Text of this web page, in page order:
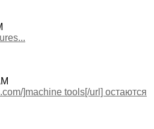
]machine tools[/url] остаются